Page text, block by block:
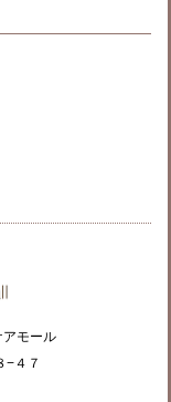
モール
−４７